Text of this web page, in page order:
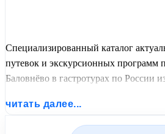
Специализированный каталог
путевок и экскурсионных программ
Баловнёво в гастротурах по России
автобусным проездом и актуальным
United Travel Systems.
читать далее...